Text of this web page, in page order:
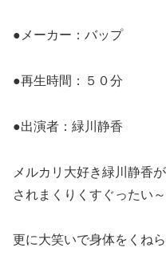
●メーカー：バップ
●再生時間：５０分
●出演者：緑川静香
メルカリ大好き緑川静香
されまくりくすぐったい
更に大笑いで身体をくね